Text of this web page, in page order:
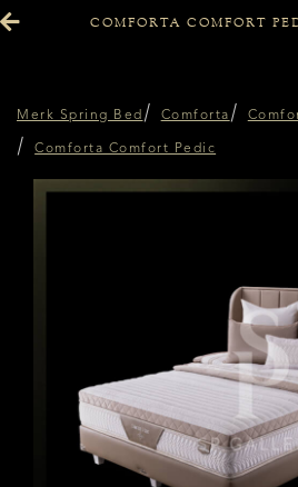
COMFORTA COMFORT
Merk Spring Bed Comforta
Comforta Comfort Pedic